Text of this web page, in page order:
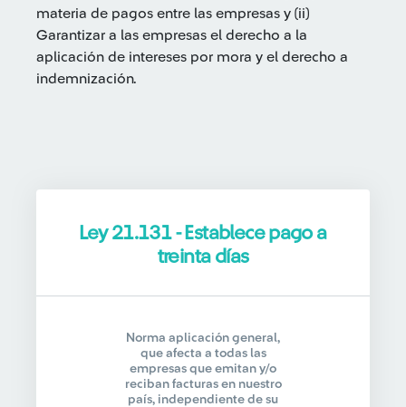
materia de pagos entre las empresas y (ii)
Garantizar a las empresas el derecho a la
aplicación de intereses por mora y el derecho a
indemnización.
Ley 21.131 - Establece pago a
treinta días
Norma aplicación general,
que afecta a todas las
empresas que emitan y/o
reciban facturas en nuestro
país, independiente de su